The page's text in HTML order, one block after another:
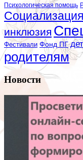
Психологическая помощь
Социализация
инклюзия
Фестивали Фонд ПГ
родителям
Новости